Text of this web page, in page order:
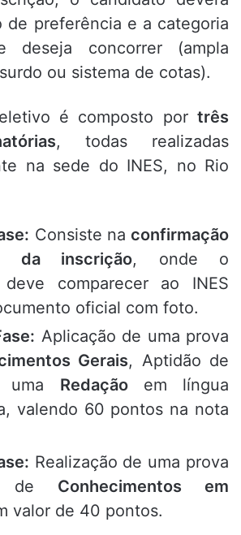
de preferência e a categoria
deseja concorrer (ampla
ou sistema de cotas).
é composto por três
, todas realizadas
na sede do INES, no Rio
Consiste na confirmação
da inscrição, onde o
deve comparecer ao INES
oficial com foto.
Aplicação de uma prova
Gerais, Aptidão de
uma Redaçãoem língua
valendo 60 pontos na nota
Realização de uma prova
de Conhecimentos em
valor de 40 pontos.